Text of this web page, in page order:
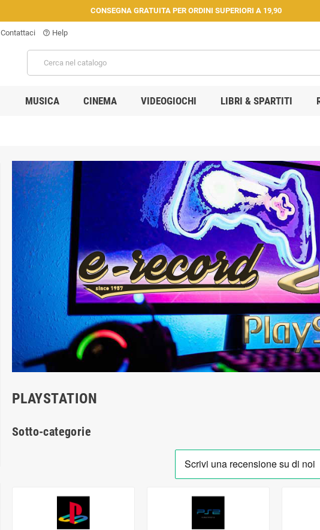
CONSEGNA GRATUITA PER ORDINI SUPERIORI A 19,90
Contattaci help_outline Help
MUSICA CINEMA VIDEOGIOCHI LIBRI & SPARTITI
PLAYSTATION
Sotto-categorie